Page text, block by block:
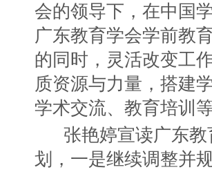
会的领导下，在中国
广东教育学会学前教
的同时，灵活改变工
质资源与力量，搭建
学术交流、教育培训
张艳婷宣读广东
划，一是继续调整并